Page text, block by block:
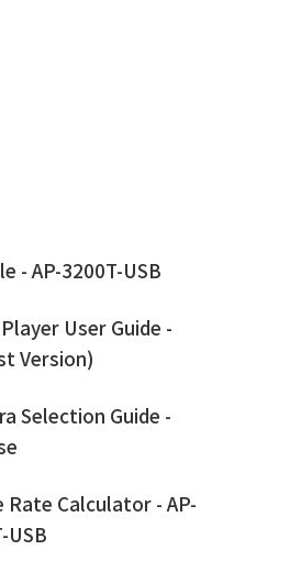
- AP-3200T-USB
User Guide -
Version)
Selection Guide -
Rate Calculator - AP-
USB